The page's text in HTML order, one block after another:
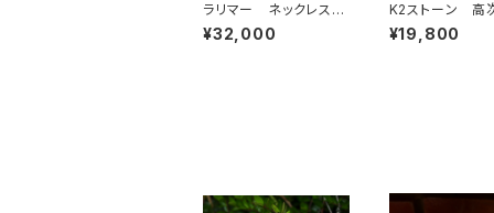
ラリマー ネックレス
平和、幸福、家庭円満、
未来への希望
¥32,000
K2ストーン 高
イダンス サイキ
タックから守る
¥19,800